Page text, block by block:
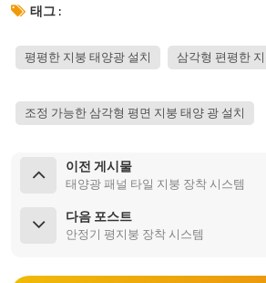
태그 :
평평한 지붕 태양광 설치 삼각형 편평한
조정 가능한 삼각형 평면 지붕 태양 광 설치
이전 게시물
태양광 패널 타일 지붕 장착 시스템
다음 포스트
안정기 평지붕 장착 시스템